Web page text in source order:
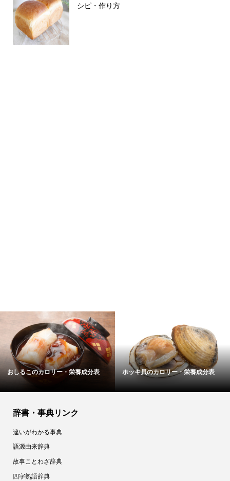
シピ・作り方
おしるこのカロリー・栄養成分表 ホッキ貝のカロリー・栄養成分表
辞書・事典リンク
違いがわかる事典
語源由来辞典
故事ことわざ辞典
四字熟語辞典